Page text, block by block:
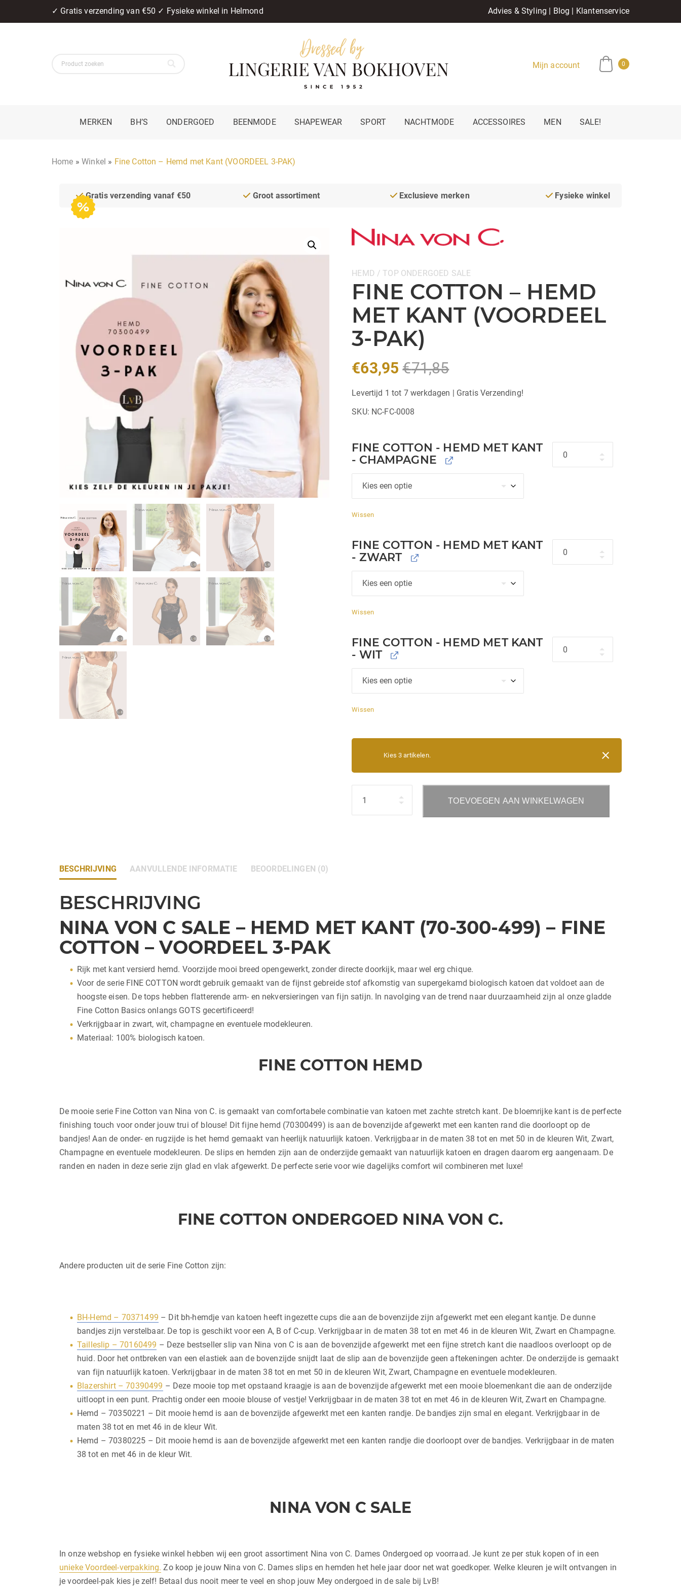
✓ Gratis verzending van €50 ✓ Fysieke winkel in Helmond Advies & Styling | Blog | Klantenservice
Mijn account 0
MERKEN BH’S ONDERGOED BEENMODE SHAPEWEAR SPORT NACHTMODE ACCESSOIRES MEN SALE!
Home »Winkel » Fine Cotton – Hemd met Kant (VOORDEEL 3-PAK)
Gratis verzending vanaf €50 Groot assortiment Exclusieve merken Fysieke winkel
Categorieën:
HEMD / TOP ONDERGOED SALE
FINE COTTON – HEMD
MET KANT (VOORDEEL
3-PAK)
€63,95 €71,85
Levertijd 1 tot 7 werkdagen | Gratis Verzending!
SKU: NC-FC-0008
FINE COTTON - HEMD MET KANT
- CHAMPAGNE
Wissen
FINE COTTON - HEMD MET KANT
- ZWART
Wissen
FINE COTTON - HEMD MET KANT
- WIT
Wissen
Kies 3 artikelen.
TOEVOEGEN AAN WINKELWAGEN
BESCHRIJVING AANVULLENDE INFORMATIE BEOORDELINGEN (0)
BESCHRIJVING
NINA VON C SALE – HEMD MET KANT (70-300-499) – FINE
COTTON – VOORDEEL 3-PAK
Rijk met kant versierd hemd. Voorzijde mooi breed opengewerkt, zonder directe doorkijk, maar wel erg chique.
Voor de serie FINE COTTON wordt gebruik gemaakt van de fijnst gebreide stof afkomstig van supergekamd biologisch katoen dat voldoet aan de
hoogste eisen. De tops hebben flatterende arm- en nekversieringen van fijn satijn. In navolging van de trend naar duurzaamheid zijn al onze gladde
Fine Cotton Basics onlangs GOTS gecertificeerd!
Verkrijgbaar in zwart, wit, champagne en eventuele modekleuren.
Materiaal: 100% biologisch katoen.
FINE COTTON HEMD
De mooie serie Fine Cotton van Nina von C. is gemaakt van comfortabele combinatie van katoen met zachte stretch kant. De bloemrijke kant is de perfecte
finishing touch voor onder jouw trui of blouse! Dit fijne hemd (70300499) is aan de bovenzijde afgewerkt met een kanten rand die doorloopt op de
bandjes! Aan de onder- en rugzijde is het hemd gemaakt van heerlijk natuurlijk katoen. Verkrijgbaar in de maten 38 tot en met 50 in de kleuren Wit, Zwart,
Champagne en eventuele modekleuren. De slips en hemden zijn aan de onderzijde gemaakt van natuurlijk katoen en dragen daarom erg aangenaam. De
randen en naden in deze serie zijn glad en vlak afgewerkt. De perfecte serie voor wie dagelijks comfort wil combineren met luxe!
FINE COTTON ONDERGOED NINA VON C.
Andere producten uit de serie Fine Cotton zijn:
BH-Hemd – 70371499 – Dit bh-hemdje van katoen heeft ingezette cups die aan de bovenzijde zijn afgewerkt met een elegant kantje. De dunne
bandjes zijn verstelbaar. De top is geschikt voor een A, B of C-cup. Verkrijgbaar in de maten 38 tot en met 46 in de kleuren Wit, Zwart en Champagne.
Tailleslip – 70160499 – Deze bestseller slip van Nina von C is aan de bovenzijde afgewerkt met een fijne stretch kant die naadloos overloopt op de
huid. Door het ontbreken van een elastiek aan de bovenzijde snijdt laat de slip aan de bovenzijde geen aftekeningen achter. De onderzijde is gemaakt
van fijn natuurlijk katoen. Verkrijgbaar in de maten 38 tot en met 50 in de kleuren Wit, Zwart, Champagne en eventuele modekleuren.
Blazershirt – 70390499 – Deze mooie top met opstaand kraagje is aan de bovenzijde afgewerkt met een mooie bloemenkant die aan de onderzijde
uitloopt in een punt. Prachtig onder een mooie blouse of vestje! Verkrijgbaar in de maten 38 tot en met 46 in de kleuren Wit, Zwart en Champagne.
Hemd – 70350221 – Dit mooie hemd is aan de bovenzijde afgewerkt met een kanten randje. De bandjes zijn smal en elegant. Verkrijgbaar in de
maten 38 tot en met 46 in de kleur Wit.
Hemd – 70380225 – Dit mooie hemd is aan de bovenzijde afgewerkt met een kanten randje die doorloopt over de bandjes. Verkrijgbaar in de maten
38 tot en met 46 in de kleur Wit.
NINA VON C SALE
In onze webshop en fysieke winkel hebben wij een groot assortiment Nina von C. Dames Ondergoed op voorraad. Je kunt ze per stuk kopen of in een
unieke Voordeel-verpakking. Zo koop je jouw Nina von C. Dames slips en hemden het hele jaar door net wat goedkoper. Welke kleuren je wilt ontvangen in
je voordeel-pak kies je zelf! Betaal dus nooit meer te veel en shop jouw Mey ondergoed in de sale bij LvB!